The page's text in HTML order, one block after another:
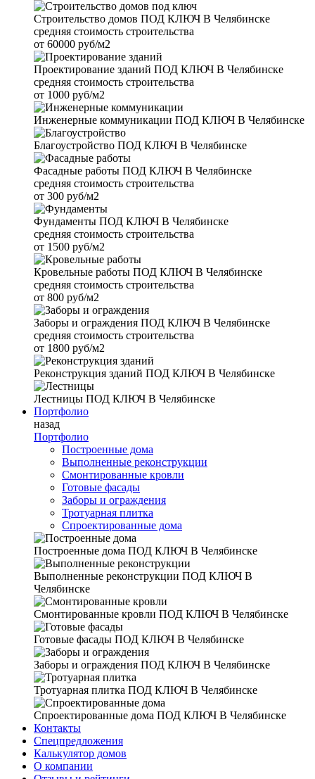
Строительство домов ПОД КЛЮЧ В Челябинске
средняя стоимость строительства
от 60000 руб/м2
Проектирование зданий ПОД КЛЮЧ В Челябинске
средняя стоимость строительства
от 1000 руб/м2
Инженерные коммуникации ПОД КЛЮЧ В Челябинске
Благоустройство ПОД КЛЮЧ В Челябинске
Фасадные работы ПОД КЛЮЧ В Челябинске
средняя стоимость строительства
от 300 руб/м2
Фундаменты ПОД КЛЮЧ В Челябинске
средняя стоимость строительства
от 1500 руб/м2
Кровельные работы ПОД КЛЮЧ В Челябинске
средняя стоимость строительства
от 800 руб/м2
Заборы и ограждения ПОД КЛЮЧ В Челябинске
средняя стоимость строительства
от 1800 руб/м2
Реконструкция зданий ПОД КЛЮЧ В Челябинске
Лестницы ПОД КЛЮЧ В Челябинске
Портфолио
назад
Портфолио
Построенные дома
Выполненные реконструкции
Смонтированные кровли
Готовые фасады
Заборы и ограждения
Тротуарная плитка
Спроектированные дома
Построенные дома ПОД КЛЮЧ В Челябинске
Выполненные реконструкции ПОД КЛЮЧ В
Челябинске
Смонтированные кровли ПОД КЛЮЧ В Челябинске
Готовые фасады ПОД КЛЮЧ В Челябинске
Заборы и ограждения ПОД КЛЮЧ В Челябинске
Тротуарная плитка ПОД КЛЮЧ В Челябинске
Спроектированные дома ПОД КЛЮЧ В Челябинске
Контакты
Спецпредложения
Калькулятор домов
О компании